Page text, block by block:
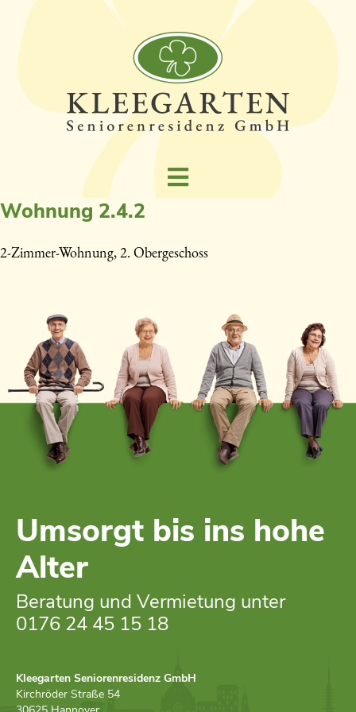
Wohnung 2.4.2
2-Zimmer-Wohnung, 2. Obergeschoss
Umsorgt bis ins hohe
Alter
Beratung und Vermietung unter
0176 24 45 15 18
Kleegarten Seniorenresidenz GmbH
Kirchröder Straße 54